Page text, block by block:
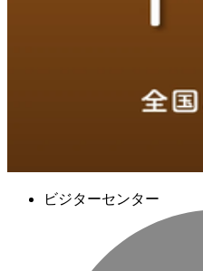
ビジターセンター